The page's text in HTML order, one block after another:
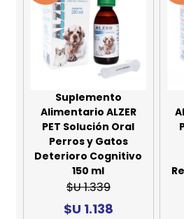
Suplemento
Alimentario ALZER
PET Solución Oral
Perros y Gatos
Deterioro Cognitivo
150 ml
$U 1.339
$U 1.138